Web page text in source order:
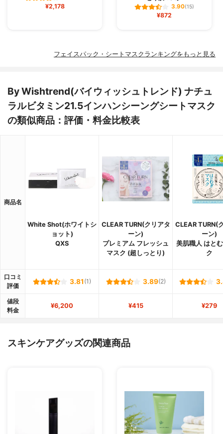
¥2,178 3.90(15)
¥872
フェイスパック・シートマスクランキングをもっと見る
By Wishtrend(バイウィッシュトレンド) ナチュ
ラルビタミン21.5インハンシーングシートマスク
の類似商品：評価・料金比較表
商品名
White Shot(ホワイトシ
ョット)
QXS
CLEAR TURN(クリアタ
ーン)
プレミアム フレッシュ
マスク (超しっとり)
CLEAR TURN(
ーン)
美肌職人 はと
ク
口コミ
評価
3.81 (1) 3.89(2)
値段
料金
¥6,200 ¥415 ¥279
スキンケアグッズの関連商品